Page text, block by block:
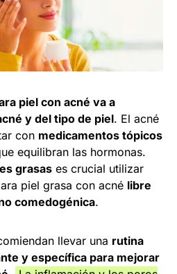
piel con acné va a
y del tipo de piel. El acné
con medicamentos tópicos
equilibran las hormonas.
grasas es crucial utilizar
piel grasa con acné libre
comedogénica.
llevar una rutina
y específica para mejorar